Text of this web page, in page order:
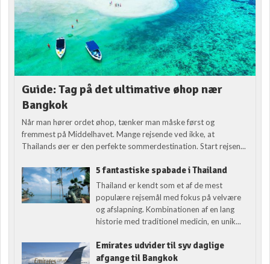
Guide: Tag på det ultimative øhop nær
Bangkok
Når man hører ordet øhop, tænker man måske først og
fremmest på Middelhavet. Mange rejsende ved ikke, at
Thailands øer er den perfekte sommerdestination. Start rejsen...
5 fantastiske spabade i Thailand
Thailand er kendt som et af de mest
populære rejsemål med fokus på velvære
og afslapning. Kombinationen af en lang
historie med traditionel medicin, en unik...
Emirates udvider til syv daglige
afgange til Bangkok